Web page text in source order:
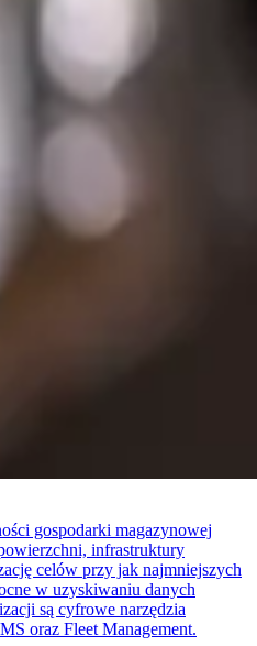
gospodarki magazynowej
infrastruktury
celów przy jak najmniejszych
w uzyskiwaniu danych
są cyfrowe narzędzia
oraz Fleet Management.